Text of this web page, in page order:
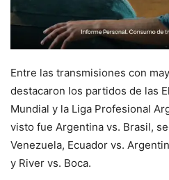
Entre las transmisiones con
destacaron los partidos de las
Mundial y la Liga Profesional
visto fue Argentina vs. Brasil,
Venezuela, Ecuador vs.
y River vs. Boca.